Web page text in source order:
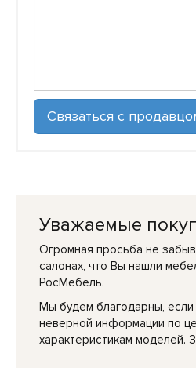
Уважаемые
Огромная просьба не
салонах, что Вы нашли
РосМебель.
Мы будем благодарны,
неверной информации по
характеристикам моделей.